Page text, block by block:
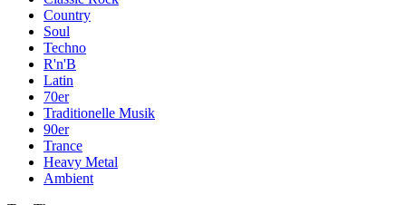
Country
Soul
Techno
R'n'B
Latin
70er
Traditionelle Musik
90er
Trance
Heavy Metal
Ambient